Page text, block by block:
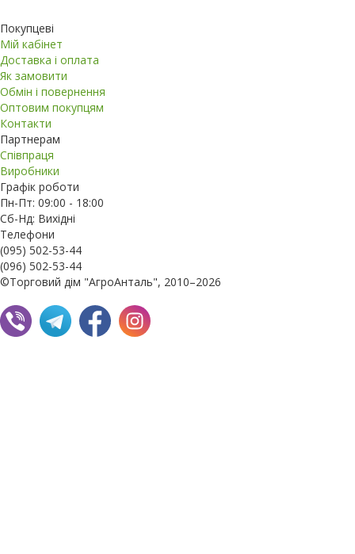
Покупцеві
Мій кабінет
Доставка і оплата
Як замовити
Обмін і повернення
Оптовим покупцям
Контакти
Партнерам
Співпраця
Виробники
Графік роботи
Пн-Пт: 09:00 - 18:00
Сб-Нд: Вихідні
Телефони
(095) 502-53-44
(096) 502-53-44
©Торговий дім "АгроАнталь", 2010–2026